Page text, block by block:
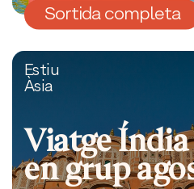
Sortida completa
Estiu
Àsia
Viatge
en grup